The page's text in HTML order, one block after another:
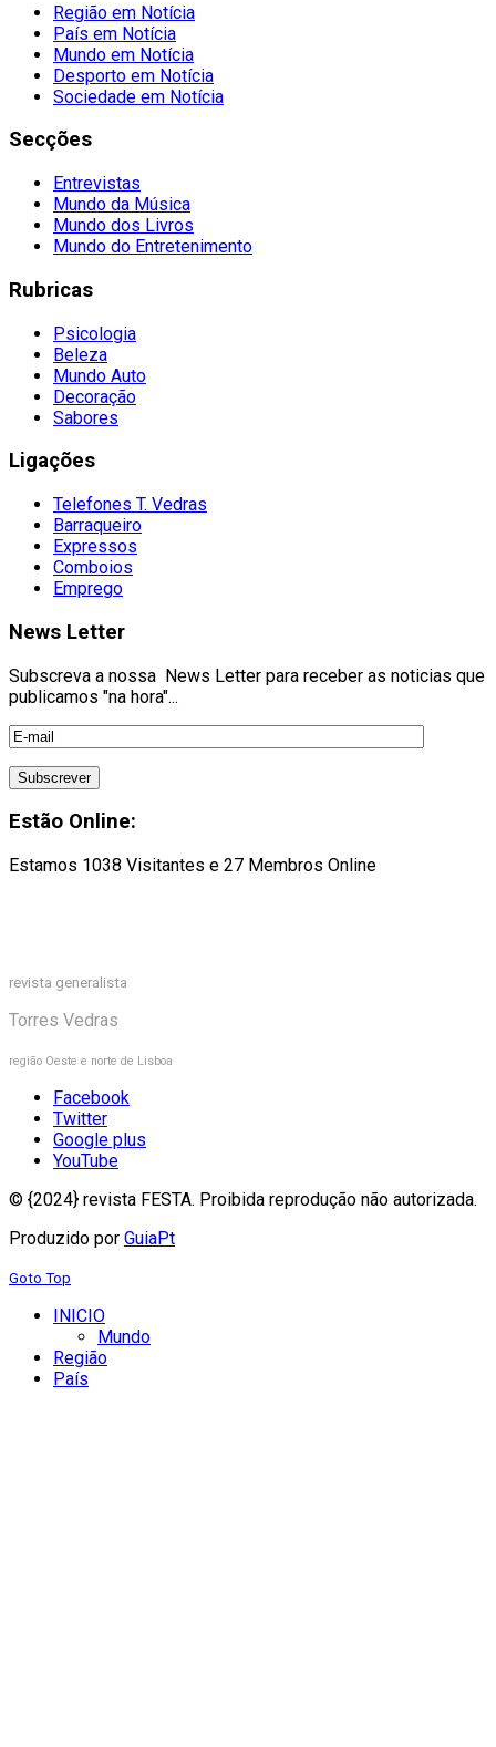
Região em Notícia
País em Notícia
Mundo em Notícia
Desporto em Notícia
Sociedade em Notícia
Secções
Entrevistas
Mundo da Música
Mundo dos Livros
Mundo do Entretenimento
Rubricas
Psicologia
Beleza
Mundo Auto
Decoração
Sabores
Ligações
Telefones T. Vedras
Barraqueiro
Expressos
Comboios
Emprego
News Letter
Subscreva a nossa News Letter para receber as noticias que
publicamos "na hora"...
Estão Online:
Estamos 1038 Visitantes e 27 Membros Online
revista generalista
Torres Vedras
região Oeste e norte de Lisboa
Facebook
Twitter
Google plus
YouTube
© {2024} revista FESTA. Proibida reprodução não autorizada.
Produzido por GuiaPt
Goto Top
INICIO
Mundo
Região
País